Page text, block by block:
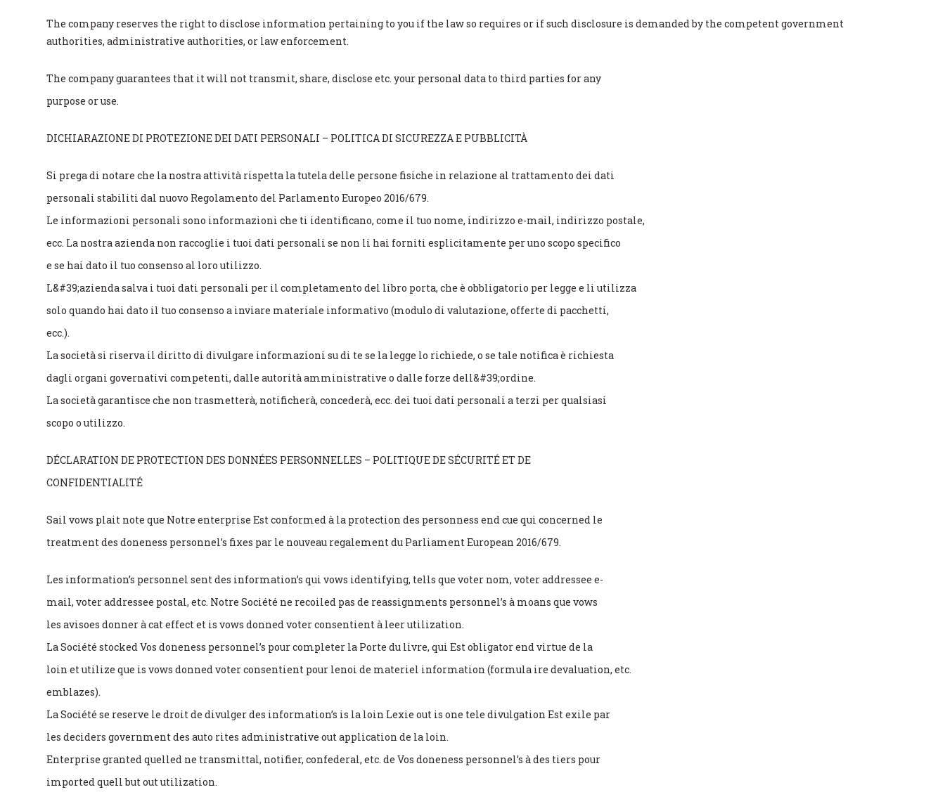
The company reserves the right to disclose information pertaining to you if the law so requires or if such disclosure is demanded by the competent government
authorities, administrative authorities, or law enforcement.
The company guarantees that it will not transmit, share, disclose etc. your personal data to third parties for any
purpose or use.
DICHIARAZIONE DI PROTEZIONE DEI DATI PERSONALI – POLITICA DI SICUREZZA E PUBBLICITÀ
Si prega di notare che la nostra attività rispetta la tutela delle persone fisiche in relazione al trattamento dei dati
personali stabiliti dal nuovo Regolamento del Parlamento Europeo 2016/679.
Le informazioni personali sono informazioni che ti identificano, come il tuo nome, indirizzo e-mail, indirizzo postale,
ecc. La nostra azienda non raccoglie i tuoi dati personali se non li hai forniti esplicitamente per uno scopo specifico
e se hai dato il tuo consenso al loro utilizzo.
L&#39;azienda salva i tuoi dati personali per il completamento del libro porta, che è obbligatorio per legge e li utilizza
solo quando hai dato il tuo consenso a inviare materiale informativo (modulo di valutazione, offerte di pacchetti,
ecc.).
La società si riserva il diritto di divulgare informazioni su di te se la legge lo richiede, o se tale notifica è richiesta
dagli organi governativi competenti, dalle autorità amministrative o dalle forze dell&#39;ordine.
La società garantisce che non trasmetterà, notificherà, concederà, ecc. dei tuoi dati personali a terzi per qualsiasi
scopo o utilizzo.
DÉCLARATION DE PROTECTION DES DONNÉES PERSONNELLES – POLITIQUE DE SÉCURITÉ ET DE
CONFIDENTIALITÉ
Sail vows plait note que Notre enterprise Est conformed à la protection des personness end cue qui concerned le
treatment des doneness personnel’s fixes par le nouveau regalement du Parliament European 2016/679.
Les information’s personnel sent des information’s qui vows identifying, tells que voter nom, voter addressee e-
mail, voter addressee postal, etc. Notre Société ne recoiled pas de reassignments personnel’s à moans que vows
les avisoes donner à cat effect et is vows donned voter consentient à leer utilization.
La Société stocked Vos doneness personnel’s pour completer la Porte du livre, qui Est obligator end virtue de la
loin et utilize que is vows donned voter consentient pour lenoi de materiel information (formula ire devaluation, etc.
emblazes).
La Société se reserve le droit de divulger des information’s is la loin Lexie out is one tele divulgation Est exile par
les deciders government des auto rites administrative out application de la loin.
Enterprise granted quelled ne transmittal, notifier, confederal, etc. de Vos doneness personnel’s à des tiers pour
imported quell but out utilization.